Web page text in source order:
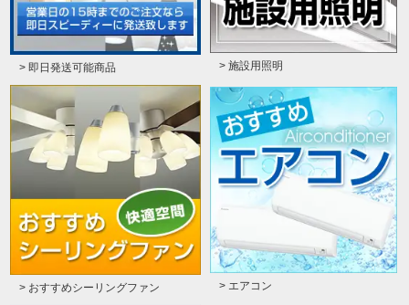
> 即日発送可能商品 > 施設用照明
> おすすめシーリングファン > エアコン